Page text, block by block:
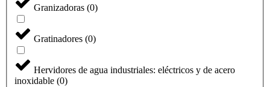
Granizadoras (0)
Gratinadores (0)
Hervidores de agua industriales: eléctricos y de acero
inoxidable (0)